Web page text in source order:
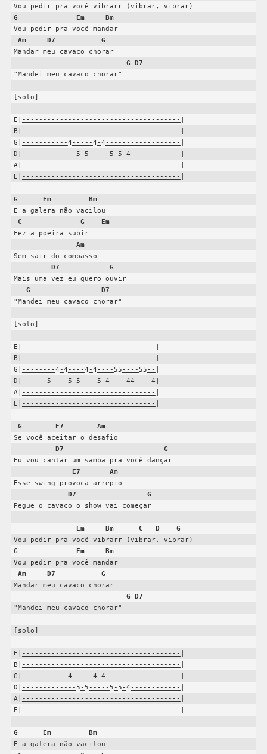
G
Em
Bm
Vou pedir pra você mandar
Am
D7
G
Mandar meu cavaco chorar
G
D7
"Mandei meu cavaco chorar"
[solo]
E| --------------------------------------
B|
--------------------------------------
G|
-----------4 -----4 -4 ------------------
D|
-------------5 -5 -----5 -5 -4 ------------
A|
--------------------------------------
E|
--------------------------------------
G Em
Bm
E a galera não vacilou
C
G
Em
Fez a poeira subir
Am
Sem sair do compasso
D7
G
Mais uma vez eu quero ouvir
G
D7
"Mandei meu cavaco chorar"
[solo]
E| --------------------------------
B|
--------------------------------
G|
--------4 -4 ----4 -4 ----55 ----55 --
D|
------5 ----5 -5 ----5 -4 ----44 ----4|
A|
--------------------------------
E|
--------------------------------
G E7
Am
Se você aceitar o desafio
D7
G
Eu vou cantar um samba pra você dançar
E7
Am
Esse swing provoca arrepio
D7
G
Pegue o cavaco o show vai começar
Em Bm C D
G
G
Em
Bm
Vou pedir pra você mandar
Am
D7
G
Mandar meu cavaco chorar
G
D7
"Mandei meu cavaco chorar"
[solo]
E| --------------------------------------
B|
--------------------------------------
G|
-----------4 -----4 -4 ------------------
D|
-------------5 -5 -----5 -5 -4 ------------
A|
--------------------------------------
E|
--------------------------------------
G Em
Bm
E a galera não vacilou